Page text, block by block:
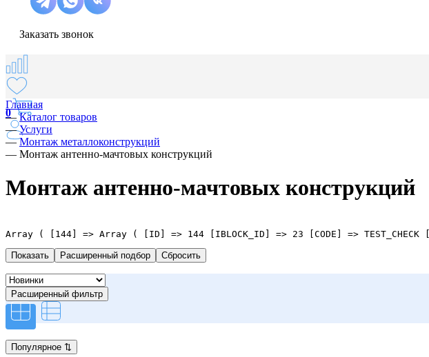
Заказать звонок
0
Главная
—Каталог товаров
—Услуги
—Монтаж металлоконструкций
— Монтаж антенно-мачтовых конструкций
Монтаж антенно-мачтовых конструкций
Array ( [144] => Array ( [ID] => 144 [IBLOCK_ID] => 23 [CODE] => TEST_CHECK
Расширенный подбор
Расширенный фильтр
Популярное ⇅